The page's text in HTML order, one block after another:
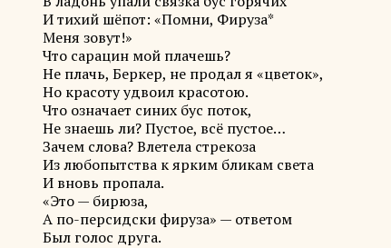
И тихий шёпот: «Помни, Фируза*
Меня зовут!»
Что сарацин мой плачешь?
Не плачь, Беркер, не продал я «цветок»,
Но красоту удвоил красотою.
Что означает синих бус поток,
Не знаешь ли? Пустое, всё пустое…
Зачем слова? Влетела стрекоза
Из любопытства к ярким бликам света
И вновь пропала.
«Это — бирюза,
А по-персидски фируза» — ответом
Был голос друга.